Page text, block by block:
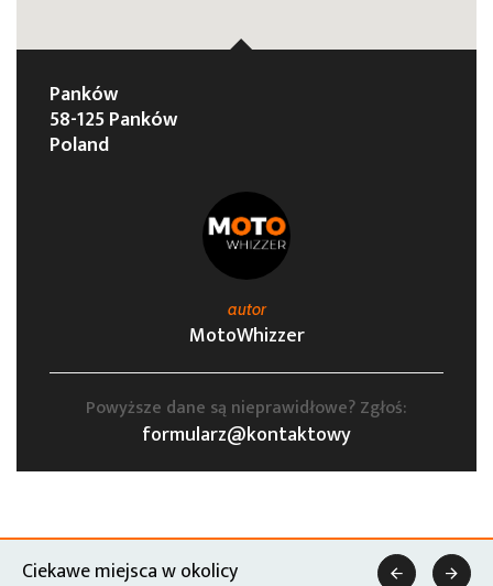
Panków
58-125 Panków
Poland
autor
MotoWhizzer
Powyższe dane są nieprawidłowe? Zgłoś:
formularz@kontaktowy
Ciekawe miejsca w okolicy  